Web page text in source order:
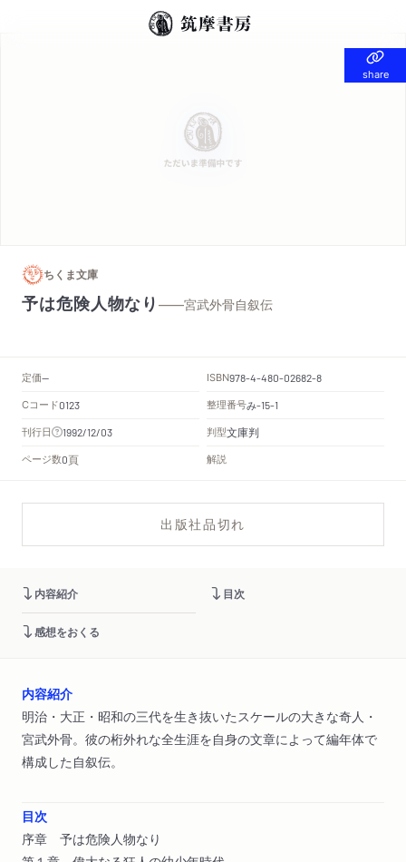
share
share
ちくま文庫
予は危険人物なり——宮武外骨自叙伝
定価-- ISBN978-4-480-02682-8
Cコード0123 整理番号み-15-1
刊行日 1992/12/03 判型文庫判
ページ数0頁 解説
出版社品切れ
内容紹介 目次
感想をおくる
内容紹介
明治・大正・昭和の三代を生き抜いたスケールの大きな奇人・
宮武外骨。彼の桁外れな全生涯を自身の文章によって編年体で
構成した自叙伝。
目次
序章 予は危険人物なり